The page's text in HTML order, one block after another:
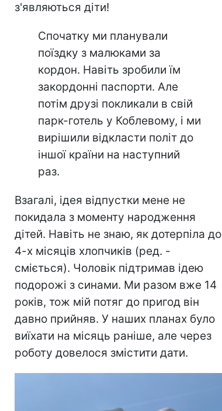
з'являються діти!
Спочатку ми планували
поїздку з малюками за
кордон. Навіть зробили їм
закордонні паспорти. Але
потім друзі покликали в свій
парк-готель у Коблевому, і ми
вирішили відкласти політ до
іншої країни на наступний
раз.
Взагалі, ідея відпустки мене не
покидала з моменту народження
дітей. Навіть не знаю, як дотерпіла до
4-х місяців хлопчиків (ред. -
сміється). Чоловік підтримав ідею
подорожі з синами. Ми разом вже 14
років, тож мій потяг до пригод він
давно прийняв. У наших планах було
виїхати на місяць раніше, але через
роботу довелося змістити дати.